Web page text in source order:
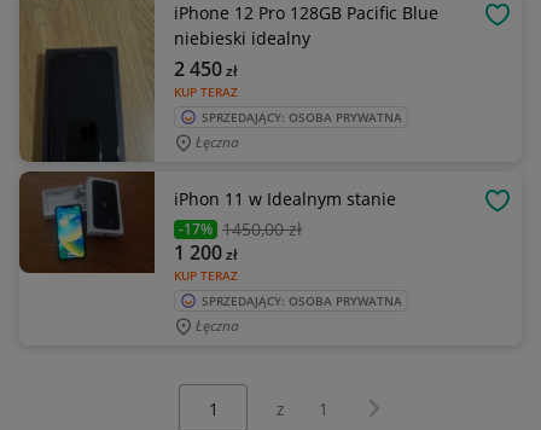
iPhone 12 Pro 128GB Pacific Blue
niebieski idealny
KUP TERAZ
2 450zł
SPRZEDAJĄCY: OSOBA PRYWATNA
Łęczna
iPhon 11 w Idealnym stanie
-17% 1450,00 zł
KUP TERAZ
1 200zł
SPRZEDAJĄCY: OSOBA PRYWATNA
Łęczna
z 1 Następna strona